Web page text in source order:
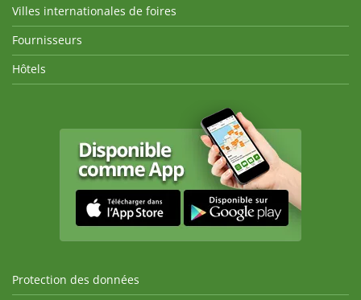
Villes internationales de foires
Fournisseurs
Hôtels
Protection des données